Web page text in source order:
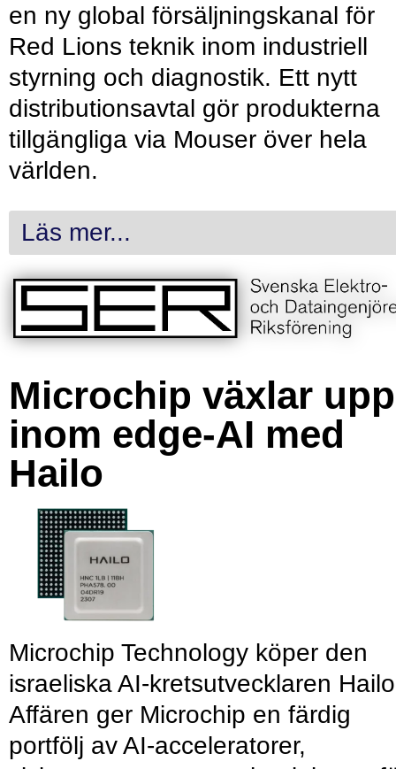
en ny global försäljningskanal för
Red Lions teknik inom industriell
styrning och diagnostik. Ett nytt
distributionsavtal gör produkterna
tillgängliga via Mouser över hela
världen.
Läs mer...
Microchip växlar upp
inom edge-AI med
Hailo
Microchip Technology köper den
israeliska AI-kretsutvecklaren
Affären ger Microchip en färdig
portfölj av AI-acceleratorer,